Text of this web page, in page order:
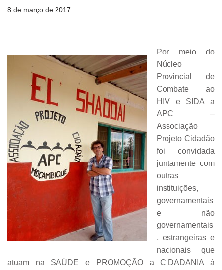
8 de março de 2017
Por meio do
Núcleo
Provincial de
Combate ao
HIV e SIDA a
APC –
Associação
Projeto Cidadão
foi convidada
juntamente com
outras
instituições,
governamentais
e não
governamentais
, estrangeiras e
nacionais que
atuam na SAÚDE e PROMOÇÃO a CIDADANIA à